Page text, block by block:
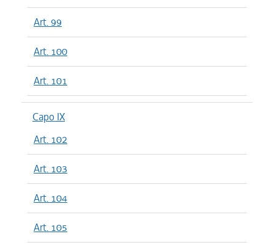
Art. 99
Art. 100
Art. 101
Capo IX
Art. 102
Art. 103
Art. 104
Art. 105